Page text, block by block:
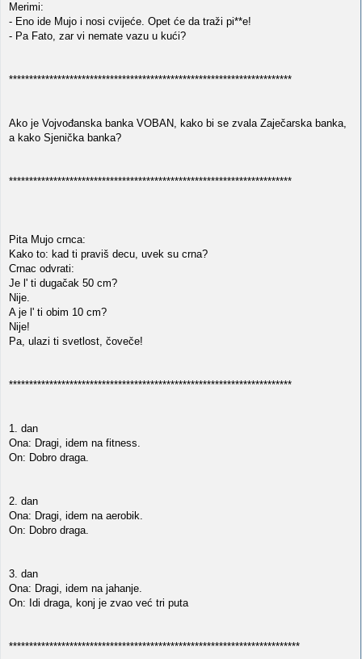
Merimi:
- Eno ide Mujo i nosi cvijeće. Opet će da traži pi**e!
- Pa Fato, zar vi nemate vazu u kući?
**********************************************************************
Ako je Vojvođanska banka VOBAN, kako bi se zvala Zaječarska banka,
a kako Sjenička banka?
**********************************************************************
Pita Mujo crnca:
Kako to: kad ti praviš decu, uvek su crna?
Crnac odvrati:
Je l' ti dugačak 50 cm?
Nije.
A je l' ti obim 10 cm?
Nije!
Pa, ulazi ti svetlost, čoveče!
**********************************************************************
1. dan
Ona: Dragi, idem na fitness.
On: Dobro draga.
2. dan
Ona: Dragi, idem na aerobik.
On: Dobro draga.
3. dan
Ona: Dragi, idem na jahanje.
On: Idi draga, konj je zvao već tri puta
************************************************************************